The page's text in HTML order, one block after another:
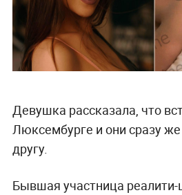
Девушка рассказала, что
Люксембурге и они сразу
другу.
Бывшая участница